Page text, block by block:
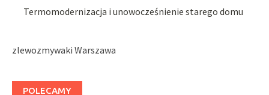
Termomodernizacja i unowocześnienie starego domu
zlewozmywaki Warszawa
POLECAMY